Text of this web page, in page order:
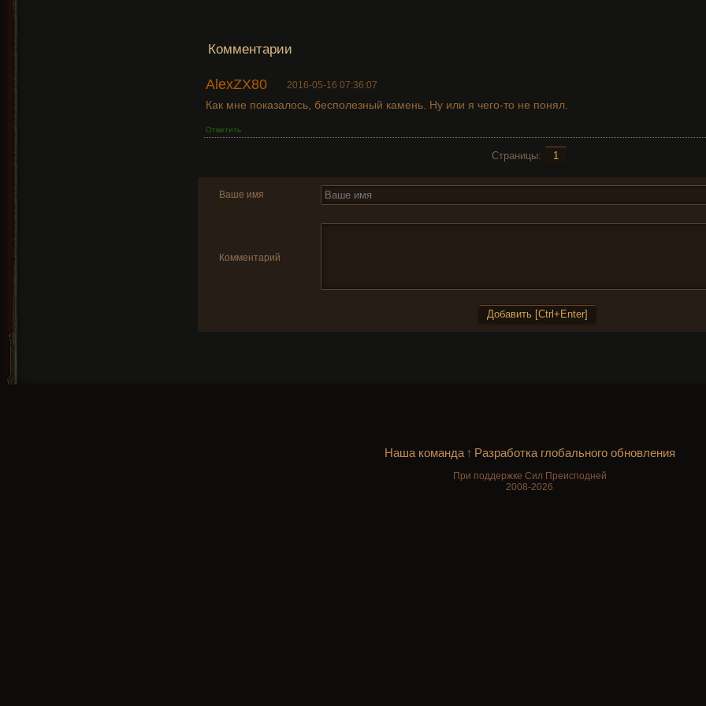
Комментарии
AlexZX80 2016-05-16 07:36:07
Как мне показалось, бесполезный камень. Ну или я чего-то не понял.
Ответить
Страницы: 1
Ваше имя
Комментарий
Наша команда† Разработка глобального обновления
При поддержке Сил Преисподней
2008-2026